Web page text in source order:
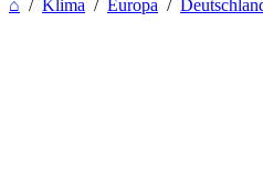
⌂ / Klima / Europa /